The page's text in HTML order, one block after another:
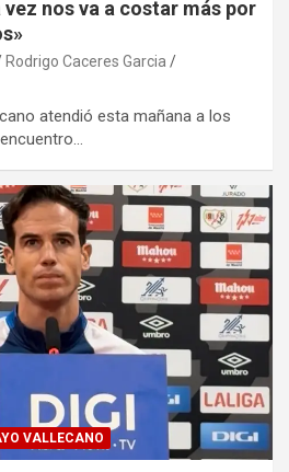
vez nos va a costar más por
Rodrigo Caceres Garcia
atendió esta mañana a los
VALLECANO